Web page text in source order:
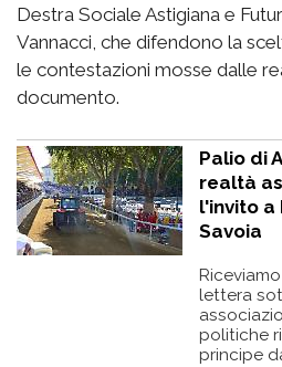
Destra Sociale Astigiana e
Vannacci, che difendono la
le contestazioni mosse dalle
documento.
Palio di
realtà
l'invito a
Savoia
lettera
politiche
principe